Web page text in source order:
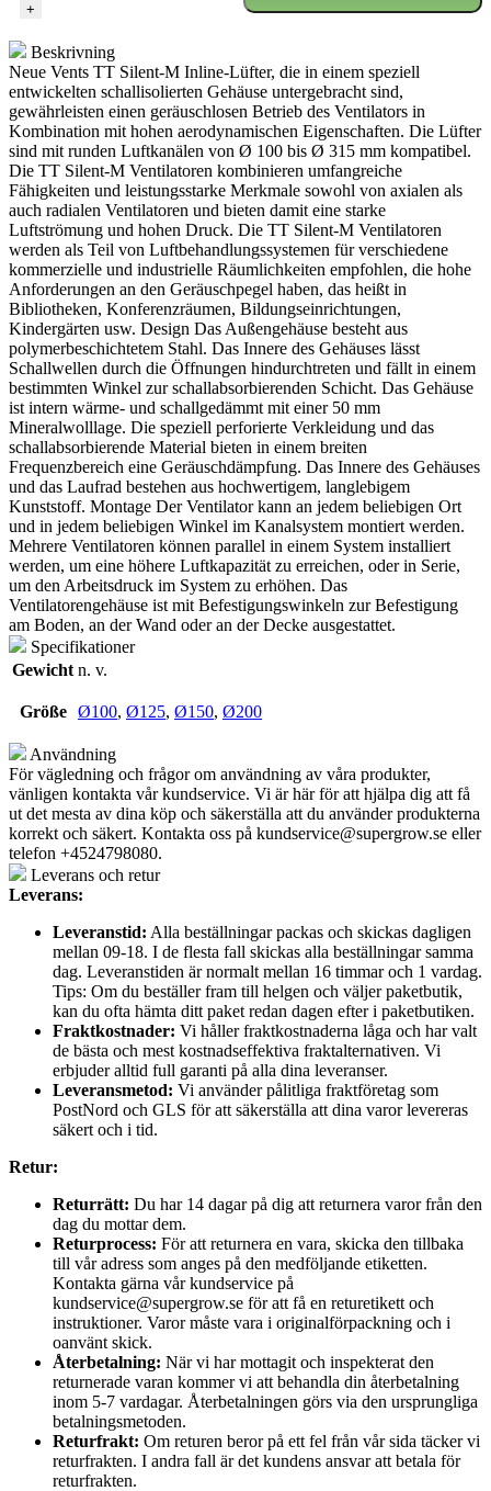
+
Beskrivning
Neue Vents TT Silent-M Inline-Lüfter, die in einem speziell
entwickelten schallisolierten Gehäuse untergebracht sind,
gewährleisten einen geräuschlosen Betrieb des Ventilators in
Kombination mit hohen aerodynamischen Eigenschaften. Die Lüfter
sind mit runden Luftkanälen von Ø 100 bis Ø 315 mm kompatibel.
Die TT Silent-M Ventilatoren kombinieren umfangreiche
Fähigkeiten und leistungsstarke Merkmale sowohl von axialen als
auch radialen Ventilatoren und bieten damit eine starke
Luftströmung und hohen Druck. Die TT Silent-M Ventilatoren
werden als Teil von Luftbehandlungssystemen für verschiedene
kommerzielle und industrielle Räumlichkeiten empfohlen, die hohe
Anforderungen an den Geräuschpegel haben, das heißt in
Bibliotheken, Konferenzräumen, Bildungseinrichtungen,
Kindergärten usw. Design Das Außengehäuse besteht aus
polymerbeschichtetem Stahl. Das Innere des Gehäuses lässt
Schallwellen durch die Öffnungen hindurchtreten und fällt in einem
bestimmten Winkel zur schallabsorbierenden Schicht. Das Gehäuse
ist intern wärme- und schallgedämmt mit einer 50 mm
Mineralwolllage. Die speziell perforierte Verkleidung und das
schallabsorbierende Material bieten in einem breiten
Frequenzbereich eine Geräuschdämpfung. Das Innere des Gehäuses
und das Laufrad bestehen aus hochwertigem, langlebigem
Kunststoff. Montage Der Ventilator kann an jedem beliebigen Ort
und in jedem beliebigen Winkel im Kanalsystem montiert werden.
Mehrere Ventilatoren können parallel in einem System installiert
werden, um eine höhere Luftkapazität zu erreichen, oder in Serie,
um den Arbeitsdruck im System zu erhöhen. Das
Ventilatorengehäuse ist mit Befestigungswinkeln zur Befestigung
am Boden, an der Wand oder an der Decke ausgestattet.
Specifikationer
Gewicht n. v.
Größe Ø100, Ø125, Ø150, Ø200
Användning
För vägledning och frågor om användning av våra produkter,
vänligen kontakta vår kundservice. Vi är här för att hjälpa dig att få
ut det mesta av dina köp och säkerställa att du använder produkterna
korrekt och säkert. Kontakta oss på kundservice@supergrow.se eller
telefon +4524798080.
Leverans och retur
Leverans:
Leveranstid: Alla beställningar packas och skickas dagligen
mellan 09-18. I de flesta fall skickas alla beställningar samma
dag. Leveranstiden är normalt mellan 16 timmar och 1 vardag.
Tips: Om du beställer fram till helgen och väljer paketbutik,
kan du ofta hämta ditt paket redan dagen efter i paketbutiken.
Fraktkostnader: Vi håller fraktkostnaderna låga och har valt
de bästa och mest kostnadseffektiva fraktalternativen. Vi
erbjuder alltid full garanti på alla dina leveranser.
Leveransmetod: Vi använder pålitliga fraktföretag som
PostNord och GLS för att säkerställa att dina varor levereras
säkert och i tid.
Retur:
Returrätt: Du har 14 dagar på dig att returnera varor från den
dag du mottar dem.
Returprocess: För att returnera en vara, skicka den tillbaka
till vår adress som anges på den medföljande etiketten.
Kontakta gärna vår kundservice på
kundservice@supergrow.se för att få en returetikett och
instruktioner. Varor måste vara i originalförpackning och i
oanvänt skick.
Återbetalning: När vi har mottagit och inspekterat den
returnerade varan kommer vi att behandla din återbetalning
inom 5-7 vardagar. Återbetalningen görs via den ursprungliga
betalningsmetoden.
Returfrakt: Om returen beror på ett fel från vår sida täcker vi
returfrakten. I andra fall är det kundens ansvar att betala för
returfrakten.